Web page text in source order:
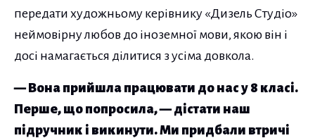
передати художньому керівнику «Дизель Студіо»
неймовірну любов до іноземної мови, якою він і
досі намагається ділитися з усіма довкола.
— Вона прийшла працювати до нас у 8 класі.
Перше, що попросила, — дістати наш
підручник і викинути. Ми придбали втричі